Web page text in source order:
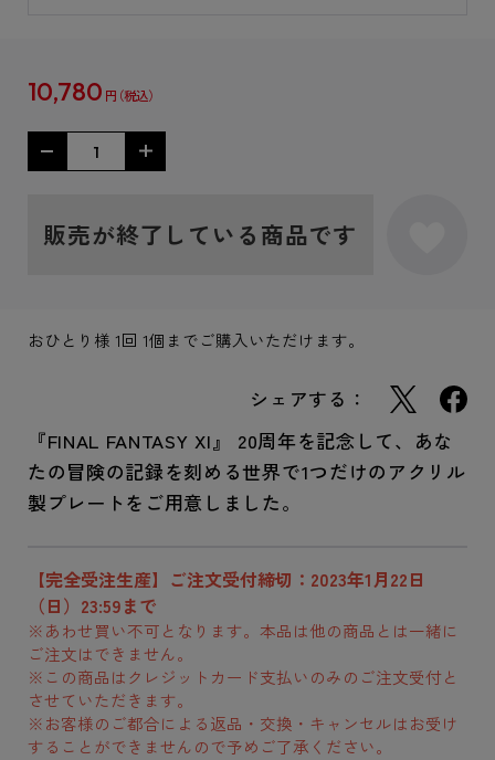
10,780 円
販売が終了している商品です
おひとり様 1回 1個までご購入いただけます。
シェアする：
『FINAL FANTASY XI』 20周年を記念して、あな
たの冒険の記録を刻める世界で1つだけのアクリル
製プレートをご用意しました。
【完全受注生産】ご注文受付締切：2023年1月22日
（日）23:59まで
※あわせ買い不可となります。本品は他の商品とは一緒に
ご注文はできません。
※この商品はクレジットカード支払いのみのご注文受付と
させていただきます。
※お客様のご都合による返品・交換・キャンセルはお受け
することができませんので予めご了承ください。